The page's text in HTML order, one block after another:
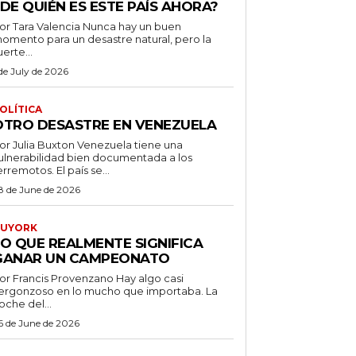
QUIÉN ES ESTE PAÍS AHORA?
Valencia Nunca hay un buen
para un desastre natural, pero la
July de 2026
DESASTRE EN VENEZUELA
Buxton Venezuela tiene una
bien documentada a los
El país se...
de June de 2026
QUE REALMENTE SIGNIFICA
UN CAMPEONATO
Francis Provenzano Hay algo casi
en lo mucho que importaba. La
del...
de June de 2026